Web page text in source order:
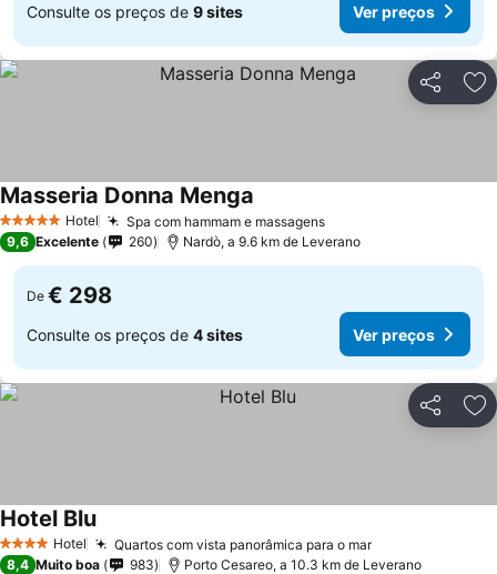
Consulte os preços de 9 sites Ver preços
Partilhar
5 Estrelas Hotel Spa com hammam e massagensVer preços
Masseria Donna Menga
9,6 Excelente 260 Nardò, a 9.6 km de Leverano
De € 298
Consulte os preços de 4 sites Ver preços
Partilhar
4 EstrelasHotel Quartos com vista panorâmica para o marVer preços
Hotel BluVer preços
8,4 Muito boa 983 Porto Cesareo, a 10.3 km de Leverano